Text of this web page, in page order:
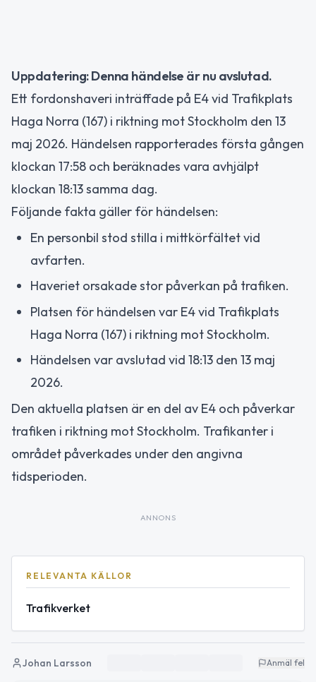
Uppdatering: Denna händelse är nu avslutad.
Ett fordonshaveri inträffade på E4 vid Trafikplats
Haga Norra (167) i riktning mot Stockholm den 13
maj 2026. Händelsen rapporterades första gången
klockan 17:58 och beräknades vara avhjälpt
klockan 18:13 samma dag.
Följande fakta gäller för händelsen:
En personbil stod stilla i mittkörfältet vid
avfarten.
Haveriet orsakade stor påverkan på trafiken.
Platsen för händelsen var E4 vid Trafikplats
Haga Norra (167) i riktning mot Stockholm.
Händelsen var avslutad vid 18:13 den 13 maj
2026.
Den aktuella platsen är en del av E4 och påverkar
trafiken i riktning mot Stockholm. Trafikanter i
området påverkades under den angivna
tidsperioden.
ANNONS
RELEVANTA KÄLLOR
Trafikverket
Johan Larsson Anmäl fel